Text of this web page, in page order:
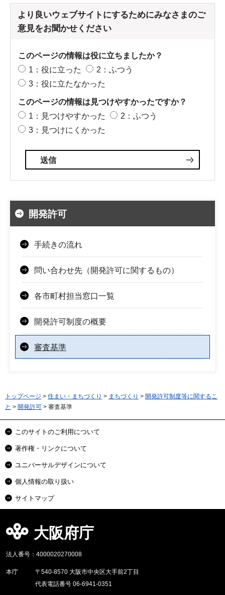
より良いウェブサイトにするためにみなさまのご
意見をお聞かせください
このページの情報は役に立ちましたか？
1：役に立った
2：ふつう
3：役に立たなかった
このページの情報は見つけやすかったですか？
1：見つけやすかった
2：ふつう
3：見つけにくかった
開発許可
手続きの流れ
問い合わせ先（開発許可に関するもの）
各市町村担当窓口一覧
開発許可制度の概要
審査基準
トップページ > 住まい・まちづくり > まちづくり > 開発許可制度等に関するこ
と > 開発許可 > 審査基準
このサイトのご利用について
著作権・リンクについて
ユニバーサルデザインについて
個人情報の取り扱い
サイトマップ
大阪府庁
法人番号：4000020270008
本庁
〒540-8570 大阪市中央区大手前2丁目
代表電話番号 06-6941-0351